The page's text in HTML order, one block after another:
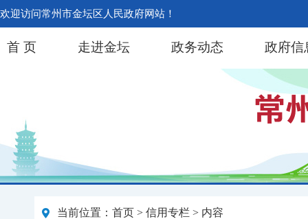
欢迎访问常州市金坛区人民政府网站！
首 页 走进金坛 政务动态 政府信
当前位置： 首页 > 信用专栏 > 内容